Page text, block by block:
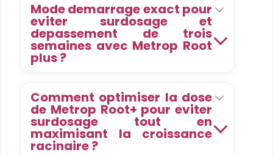
Mode demarrage exact pour
eviter surdosage et
depassement de trois
semaines avec Metrop Root
plus ?
Comment optimiser la dose
de Metrop Root+ pour eviter
surdosage tout en
maximisant la croissance
racinaire ?